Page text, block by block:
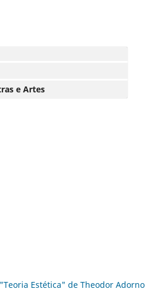
e Artes
Estética" de Theodor Adorno